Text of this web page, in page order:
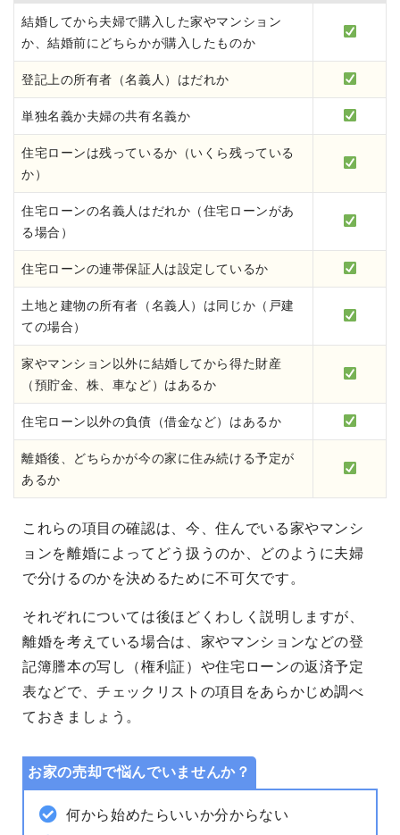
結婚してから夫婦で購入した家やマンション
か、結婚前にどちらかが購入したものか
登記上の所有者（名義人）はだれか
単独名義か夫婦の共有名義か
住宅ローンは残っているか（いくら残っている
か）
住宅ローンの名義人はだれか（住宅ローンがあ
る場合）
住宅ローンの連帯保証人は設定しているか
土地と建物の所有者（名義人）は同じか（戸建
ての場合）
家やマンション以外に結婚してから得た財産
（預貯金、株、車など）はあるか
住宅ローン以外の負債（借金など）はあるか
離婚後、どちらかが今の家に住み続ける予定が
あるか
これらの項目の確認は、今、住んでいる家やマンシ
ョンを離婚によってどう扱うのか、どのように夫婦
で分けるのかを決めるために不可欠です。
それぞれについては後ほどくわしく説明しますが、
離婚を考えている場合は、家やマンションなどの登
記簿謄本の写し（権利証）や住宅ローンの返済予定
表などで、チェックリストの項目をあらかじめ調べ
ておきましょう。
お家の売却で悩んでいませんか？
何から始めたらいいか分からない